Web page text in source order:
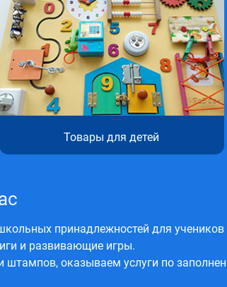
Товары для детей
принадлежностей для учеников
и развивающие игры.
штампов, оказываем услуги по